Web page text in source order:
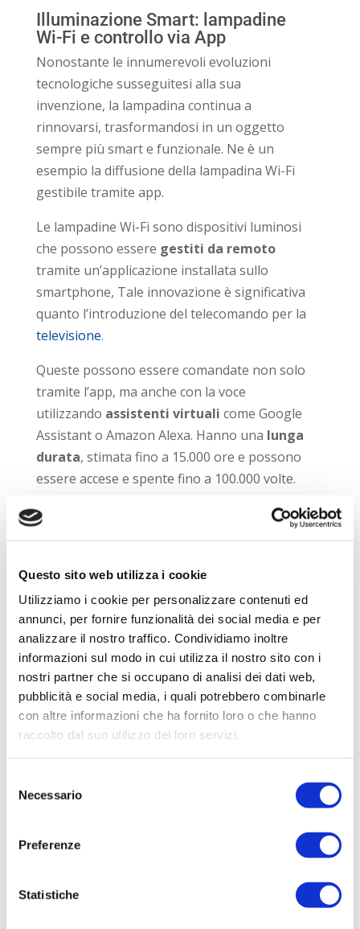
Questo sito web utilizza i cookie
Utilizziamo i cookie per personalizzare contenuti ed
annunci, per fornire funzionalità dei social media e per
analizzare il nostro traffico. Condividiamo inoltre
informazioni sul modo in cui utilizza il nostro sito con i
nostri partner che si occupano di analisi dei dati web,
pubblicità e social media, i quali potrebbero combinarle
con altre informazioni che ha fornito loro o che hanno
raccolto dal suo utilizzo dei loro servizi.
delNecessario
Preferenze
Statistiche
Illuminazione Smart: lampadine
Wi-Fi e controllo via App
Nonostante le innumerevoli evoluzioni
tecnologiche susseguitesi alla sua
invenzione, la lampadina continua a
rinnovarsi, trasformandosi in un oggetto
sempre più smart e funzionale. Ne è un
esempio la diffusione della lampadina Wi-Fi
gestibile tramite app.
Le lampadine Wi-Fi sono dispositivi luminosi
che possono essere gestiti da remoto
tramite un’applicazione installata sullo
smartphone, Tale innovazione è significativa
quanto l’introduzione del telecomando per la
televisione.
Queste possono essere comandate non solo
tramite l’app, ma anche con la voce
utilizzando assistenti virtuali come Google
Assistant o Amazon Alexa. Hanno una lunga
durata, stimata fino a 15.000 ore e possono
essere accese e spente fino a 100.000 volte.
Le lampadine Wi-Fi hanno diverse
negozi e bar. Per l’uso esterno invece, è
necessario che siano inserite in apparecchi
con un adeguato grado di protezione contro
gli agenti atmosferici.
Energit: l’energia elettrica su
misura
In questo contesto di continua innovazione e
crescente consapevolezza ambientale, anche
la scelta del fornitore di energia gioca un
comprende le vostre
esigenze di illuminazione e offre diverse
casa, sia essa la vostra residenza principale o
Le nostre offerte personalizzate sono